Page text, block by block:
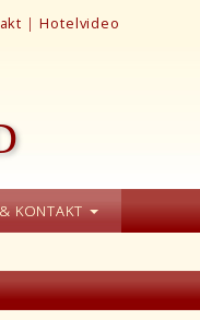
| Hotelvideo
KONTAKT